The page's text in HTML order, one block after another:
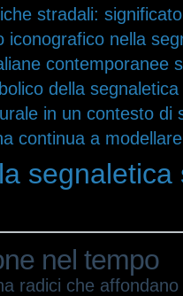
stradali:
nella
contemporanee
della
in un contesto
continua a
nel tempo
radici che